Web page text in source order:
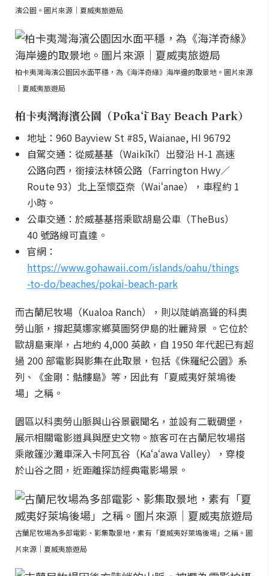
濱公園。圖片來源｜夏威夷旅遊局
柏卡夷灣海濱公園因水面平穩，為《海洋奇緣》海岸邊的取景地。圖片來源
｜夏威夷旅遊局
柏卡夷灣海濱公園（Pōkaʻī Bay Beach Park）
地址：960 Bayview St #85, Waianae, HI 96792
自駕交通：從威基基（Waikīkī）出發沿 H-1 高速
公路向西，銜接法林頓公路（Farrington Hwy／
Route 93）北上至懷亞奈（Waiʻanae），車程約 1
小時。
公車交通：於威基基搭乘歐胡島公車（TheBus）
40 號路線可直達。
官網：
https://www.gohawaii.com/islands/oahu/things
-to-do/beaches/pokai-beach-park
而古蘭尼牧場（Kualoa Ranch），則以陡峭高聳的科奧
勞山脈，撐起莫娜家鄉莫圖努伊島的壯麗背景 。它位於
歐胡島東岸，占地約 4,000 英畝，自 1950 年代起已有超
過 200 部電影與影集在此取景，包括《侏羅紀公園》系
列、《金剛：骷髏島》等，因此有「夏威夷好萊塢後
場」之稱。
園區以科奧勞山脈與山谷景觀聞名，並設有二戰碉堡，
展示相關電影道具與歷史文物。旅客可在古蘭尼牧場搭
乘敞篷沙灘車深入卡阿瓦谷（Kaʻaʻawa Valley），穿梭
於山谷之間，近距離探訪經典電影場景。
古蘭尼牧場為多部電影、影集取景地，素有「夏威夷好萊塢後場」之稱。圖
片來源｜夏威夷旅遊局